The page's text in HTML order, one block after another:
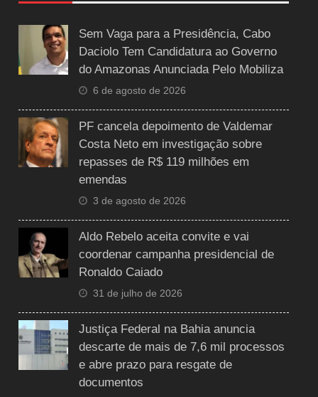
Sem Vaga para a Presidência, Cabo
Daciolo Tem Candidatura ao Governo
do Amazonas Anunciada Pelo Mobiliza
6 de agosto de 2026
PF cancela depoimento de Valdemar
Costa Neto em investigação sobre
repasses de R$ 119 milhões em
emendas
3 de agosto de 2026
Aldo Rebelo aceita convite e vai
coordenar campanha presidencial de
Ronaldo Caiado
31 de julho de 2026
Justiça Federal na Bahia anuncia
descarte de mais de 7,6 mil processos
e abre prazo para resgate de
documentos